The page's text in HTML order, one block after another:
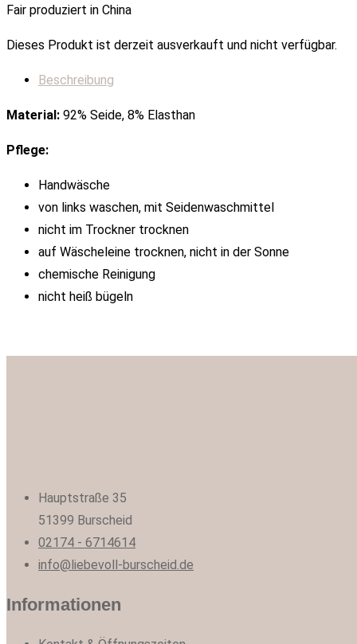
Fair produziert in China
Dieses Produkt ist derzeit ausverkauft und nicht verfügbar.
Beschreibung
Material: 92% Seide, 8% Elasthan
Pflege:
Handwäsche
von links waschen, mit Seidenwaschmittel
nicht im Trockner trocknen
auf Wäscheleine trocknen, nicht in der Sonne
chemische Reinigung
nicht heiß bügeln
Hauptstraße 35
51399 Burscheid
02174 - 6714614
info@liebevoll-burscheid.de
Informationen